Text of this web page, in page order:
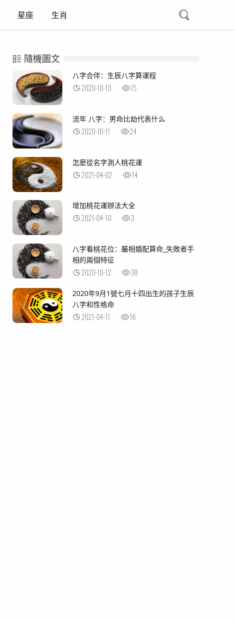
星座 生肖
隨機圖文
八字合伴：生辰八字算運程
2020-10-13 15
流年 八字：男命比劫代表什么
2020-10-11 24
怎麼從名字測人桃花運
2021-04-02 14
增加桃花運辦法大全
2021-04-10 3
八字看桃花位：屬相婚配算命_失敗者手
相的兩個特征
2020-10-12 38
2020年9月1號七月十四出生的孩子生辰
八字和性格命
2021-04-11 16